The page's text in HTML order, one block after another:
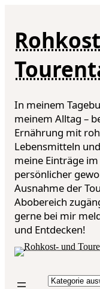
In meinem
meinem Alltag –
Ernährung mit
Lebensmitteln
meine Einträge
persönlicher
Ausnahme der
Abobereich
gerne bei mir
und Entdecken!
Kategorien